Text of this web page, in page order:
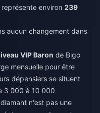
environ 239
aucun changement dans
VIP Baron de Bigo
mensuelle pour être
dépensiers se situent
3 000 à 10 000
n'est pas une